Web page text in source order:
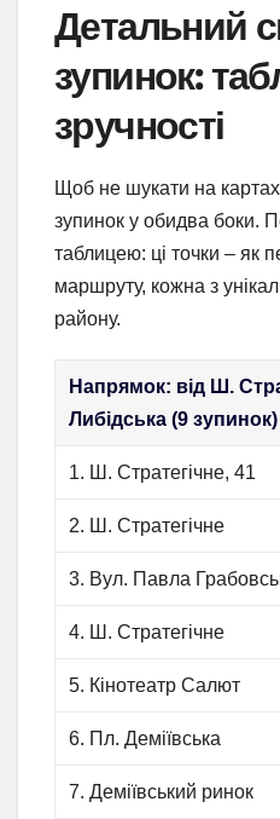
Детальний
зупинок:
зручності
Щоб не шукати на картах,
зупинок у обидва боки.
таблицею: ці точки – як
маршруту, кожна з
району.
Напрямок: від Ш.
Либідська (9 зупинок)
1. Ш. Стратегічне, 41
2. Ш. Стратегічне
3. Вул. Павла
4. Ш. Стратегічне
5. Кінотеатр Салют
6. Пл. Деміївська
7. Деміївський ринок